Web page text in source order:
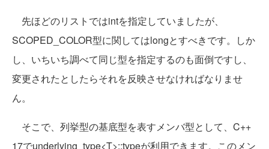
先ほどのリストではintを指定していましたが、
SCOPED_COLOR型に関してはlongとすべきです。しか
し、いちいち調べて同じ型を指定するのも面倒ですし、
変更されたとしたらそれを反映させなければなりませ
ん。
そこで、列挙型の基底型を表すメンバ型として、C++
17でunderlying_type<T>::typeが利用できます。このメン